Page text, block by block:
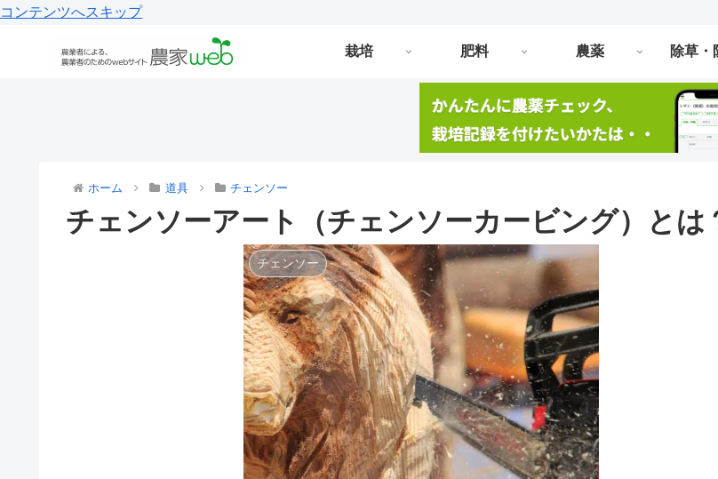
コンテンツへスキップ
栽培 肥料 農薬 除草・
ホーム 道具 チェンソー
チェンソーアート（チェンソーカービング）とは
チェンソー